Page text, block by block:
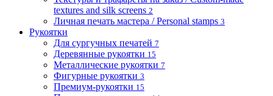
textures and silk screens 2
Личная печать мастера / Personal stamps 3
Рукоятки
Для сургучных печатей 7
Деревянные рукоятки 15
Металлические рукоятки 7
Фигурные рукоятки 3
Премиум-рукоятки 15